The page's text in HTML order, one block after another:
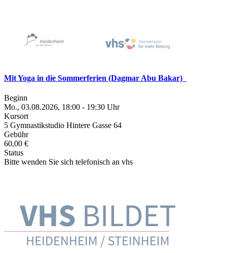
Mit Yoga in die Sommerferien (Dagmar Abu Bakar)
Beginn
Mo., 03.08.2026, 18:00 - 19:30 Uhr
Kursort
5 Gymnastikstudio Hintere Gasse 64
Gebühr
60,00 €
Status
Bitte wenden Sie sich telefonisch an vhs